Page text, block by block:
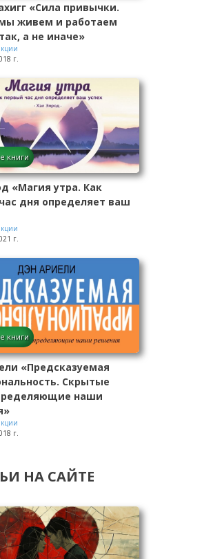
«Сила привычки.
живем и работаем
а не иначе»
г.
книги
«Магия утра. Как
дня определяет ваш
г.
книги
«Предсказуемая
Скрытые
наши
г.
НА САЙТЕ